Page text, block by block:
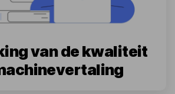
van de kwaliteit